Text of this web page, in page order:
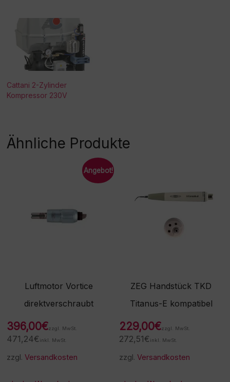
Cattani 2-Zylinder
Kompressor 230V
Ähnliche Produkte
Angebot!
Luftmotor Vortice
direktverschraubt
396,00€zzgl. MwSt.
471,24€ inkl. MwSt.
zzgl.Versandkosten
ZEG Handstück TKD
Titanus-E kompatibel
229,00€zzgl. MwSt.
272,51€ inkl. MwSt.
zzgl.Versandkosten